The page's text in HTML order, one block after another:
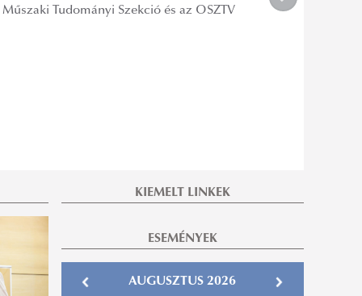
Tudományi Szekció és az OSZTV
KIEMELT LINKEK
ESEMÉNYEK
AUGUSZTUS 2026